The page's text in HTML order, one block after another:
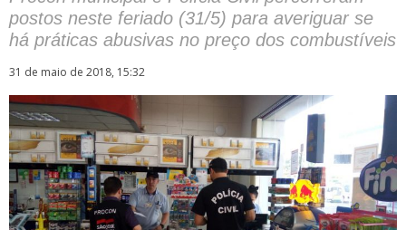
postos neste feriado (31/5) para averiguar se
há práticas abusivas no preço dos combustíveis
31 de maio de 2018, 15:32